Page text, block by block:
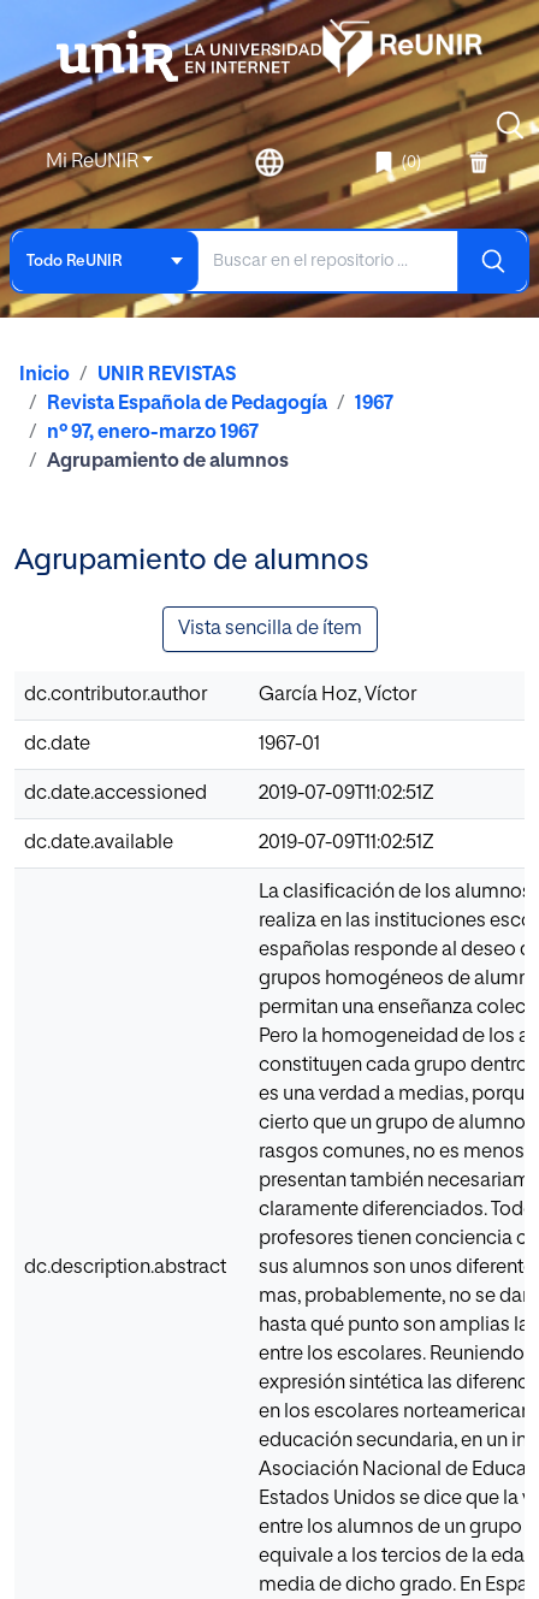
Mi ReUNIR (0)
Todo ReUNIR
Inicio
UNIR REVISTAS
Revista Española de Pedagogía
1967
nº 97, enero-marzo 1967
Agrupamiento de alumnos
Agrupamiento de alumnos
Vista sencilla de ítem
dc.contributor.author García Hoz, Víctor
dc.date 1967-01
dc.date.accessioned 2019-07-09T11:02:51Z
dc.date.available 2019-07-09T11:02:51Z
dc.description.abstract
La clasificación de los alumnos
realiza en las instituciones
españolas responde al deseo
grupos homogéneos de
permitan una enseñanza
Pero la homogeneidad de los
constituyen cada grupo dentro
es una verdad a medias, porque
cierto que un grupo de alumnos
rasgos comunes, no es menos
presentan también
claramente diferenciados.
profesores tienen conciencia
sus alumnos son unos
mas, probablemente, no se dan
hasta qué punto son amplias
entre los escolares. Reuniendo
expresión sintética las
en los escolares
educación secundaria, en un
Asociación Nacional de
Estados Unidos se dice que la
entre los alumnos de un grupo
equivale a los tercios de la
media de dicho grado. En